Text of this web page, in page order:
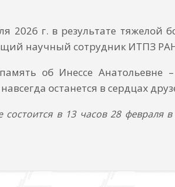
2026 г. в результате тяжелой
научный сотрудник ИТПЗ
об Инессе Анатольевне
останется в сердцах
в 13 часов 28 февраля